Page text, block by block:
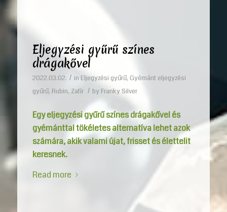
Eljegyzési gyűrű színes
drágakővel
2022.03.02. / in Eljegyzési gyűrű, Gyémánt eljegyzési
gyűrű, Rubin, Zafír / by Franky Silver
Egy eljegyzési gyűrű színes drágakővel és
gyémánttal tökéletes alternatíva lehet azok
számára, akik valami újat, frisset és élettelit
keresnek.
Read more